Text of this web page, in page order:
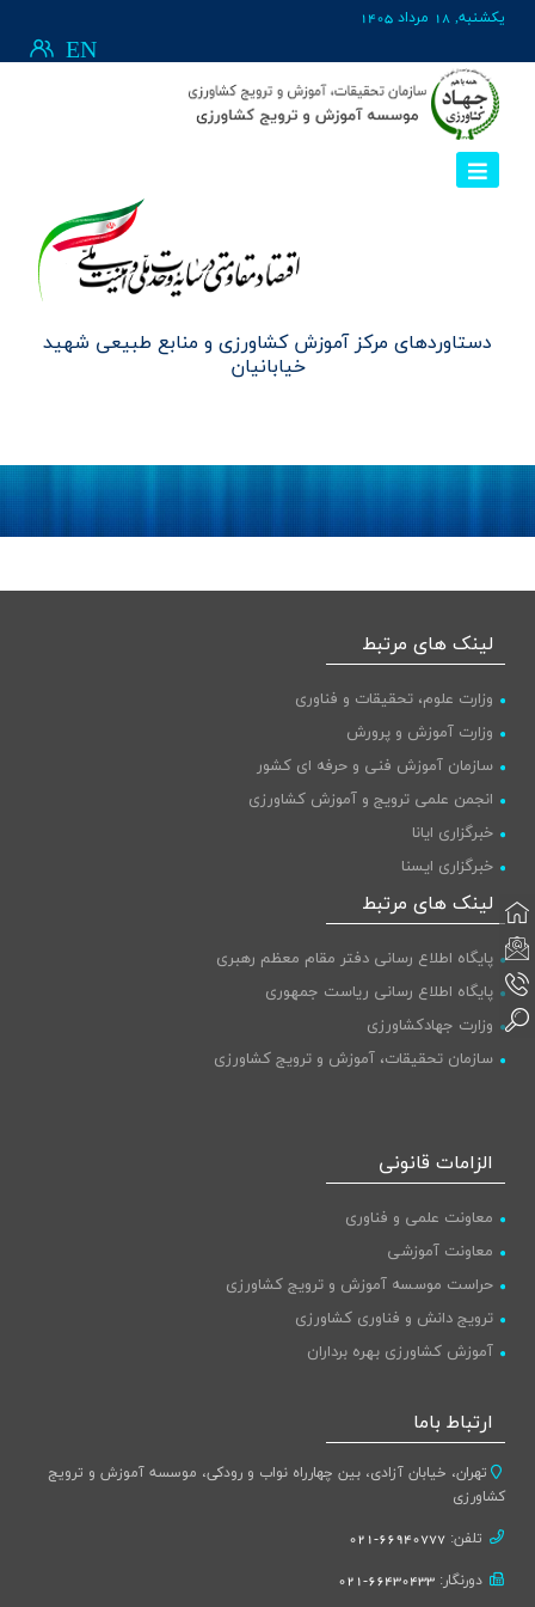
يکشنبه, 18 مرداد 1405
EN
دستاوردهای مرکز آموزش کشاورزی و منابع طبیعی شهید
خیابانیان
لینک های مرتبط
وزارت علوم، تحقیقات و فناوری
وزارت آموزش و پرورش
سازمان آموزش فنی و حرفه ای کشور
انجمن علمی ترویج و آموزش کشاورزی
خبرگزاری ایانا
خبرگزاری ایسنا
پایگاه اطلاع رسانی دولت
لینک های مرتبط
پایگاه اطلاع رسانی دفتر مقام معظم رهبری
پایگاه اطلاع رسانی ریاست جمهوری
وزارت جهادکشاورزی
سازمان تحقیقات، آموزش و ترویج کشاورزی
الزامات قانونی
معاونت علمی و فناوری
معاونت آموزشی
حراست موسسه آموزش و ترویج کشاورزی
ترویج دانش و فناوری کشاورزی
آموزش کشاورزی بهره برداران
ارتباط باما
تهران، خیابان آزادی، بین چهارراه نواب و رودکی، موسسه آموزش و ترویج
کشاورزی
تلفن: 66940777-021
دورنگار: 66430433-021